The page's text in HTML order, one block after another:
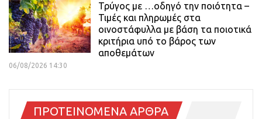
Τρύγος με …οδηγό την ποιότητα –
Τιμές και πληρωμές στα
οινοστάφυλλα με βάση τα ποιοτικά
κριτήρια υπό το βάρος των
αποθεμάτων
06/08/2026 14:30
ΠΡΟΤΕΙΝΟΜΕΝΑ ΑΡΘΡΑ